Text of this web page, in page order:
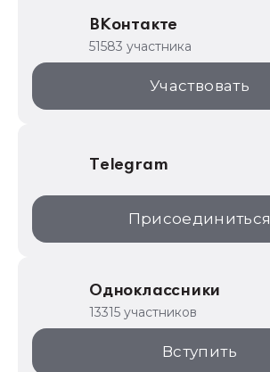
1С:Торговая площадка
ВКонтакте
51583 участника
Участвовать
Telegram
Присоединиться
Одноклассники
13315 участников
Вступить